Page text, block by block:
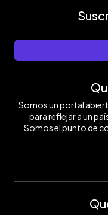
Somos un portal
para reflejar a un
Somos el punto de